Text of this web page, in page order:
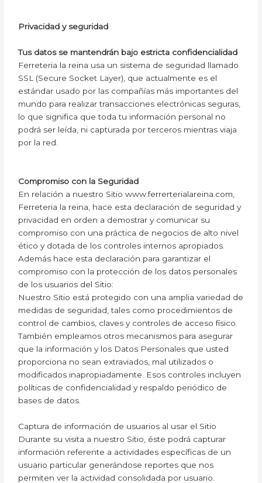
Privacidad y seguridad
Tus datos se mantendrán bajo estricta confidencialidad
Ferreteria la reina usa un sistema de seguridad llamado
SSL (Secure Socket Layer), que actualmente es el
estándar usado por las compañías más importantes del
mundo para realizar transacciones electrónicas seguras,
lo que significa que toda tu información personal no
podrá ser leída, ni capturada por terceros mientras viaja
por la red.
Compromiso con la Seguridad
En relación a nuestro Sitio www.ferrerterialareina.com,
Ferreteria la reina, hace esta declaración de seguridad y
privacidad en orden a demostrar y comunicar su
compromiso con una práctica de negocios de alto nivel
ético y dotada de los controles internos apropiados.
Además hace esta declaración para garantizar el
compromiso con la protección de los datos personales
de los usuarios del Sitio:
Nuestro Sitio está protegido con una amplia variedad de
medidas de seguridad, tales como procedimientos de
control de cambios, claves y controles de acceso físico.
También empleamos otros mecanismos para asegurar
que la información y los Datos Personales que usted
proporciona no sean extraviados, mal utilizados o
modificados inapropiadamente. Esos controles incluyen
políticas de confidencialidad y respaldo periódico de
bases de datos.
Captura de información de usuarios al usar el Sitio
Durante su visita a nuestro Sitio, éste podrá capturar
información referente a actividades específicas de un
usuario particular generándose reportes que nos
permiten ver la actividad consolidada por usuario.